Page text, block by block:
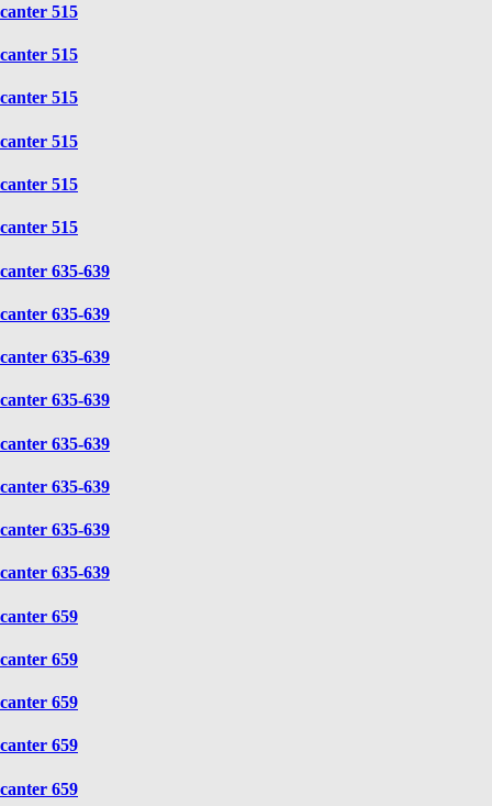
canter 515
canter 515
canter 515
canter 515
canter 515
canter 515
canter 635-639
canter 635-639
canter 635-639
canter 635-639
canter 635-639
canter 635-639
canter 635-639
canter 635-639
canter 659
canter 659
canter 659
canter 659
canter 659